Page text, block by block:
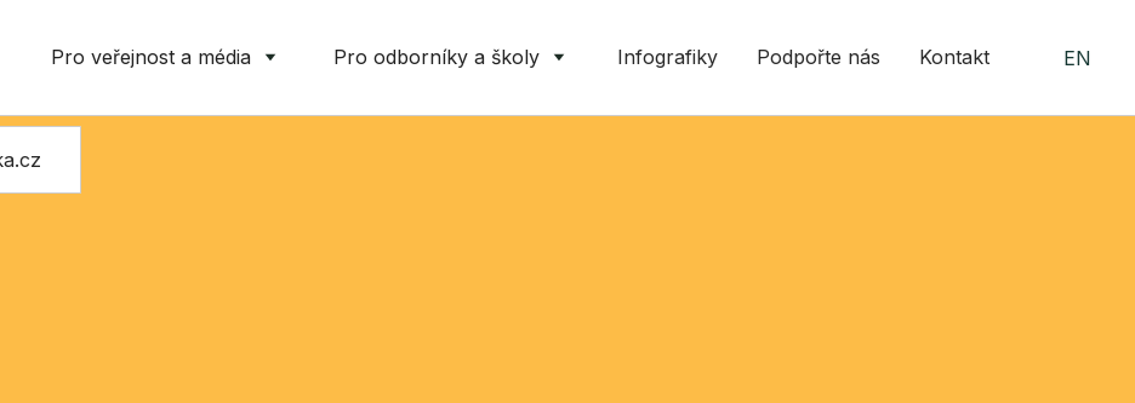
Pro veřejnost a média Pro odborníky a školy Infografiky Podpořte nás Kontakt EN